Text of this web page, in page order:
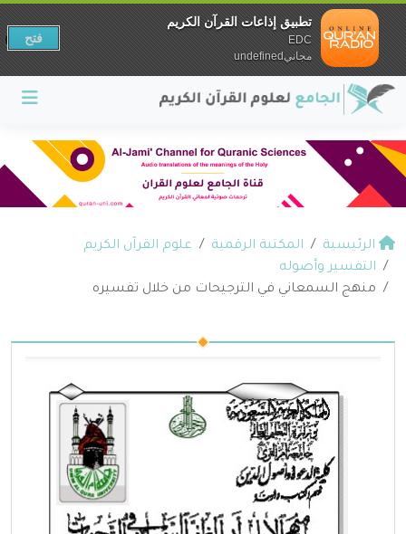
الرئيسية المكتبة الرقمية
علوم القرآن الكريم
التفسير وأصوله
منهج السمعاني في الترجيحات من خلال تفسيره
تطبيق إذاعات القرآن الكريم
EDC
مجانيundefined
فتح